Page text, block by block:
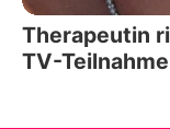
Therapeutin
TV-